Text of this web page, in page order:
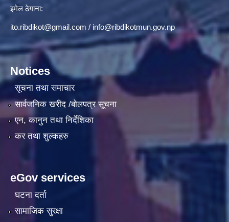
इमेल ठेगाना:
ito.ribdikot@gmail.com / info@ribdikotmun.gov.np
Notices
सूचना तथा समाचार
सार्वजनिक खरीद /बोलपत्र सूचना
एन, कानुन तथा निर्देशिका
कर तथा शुल्कहरु
eGov services
घटना दर्ता
सामाजिक सुरक्षा